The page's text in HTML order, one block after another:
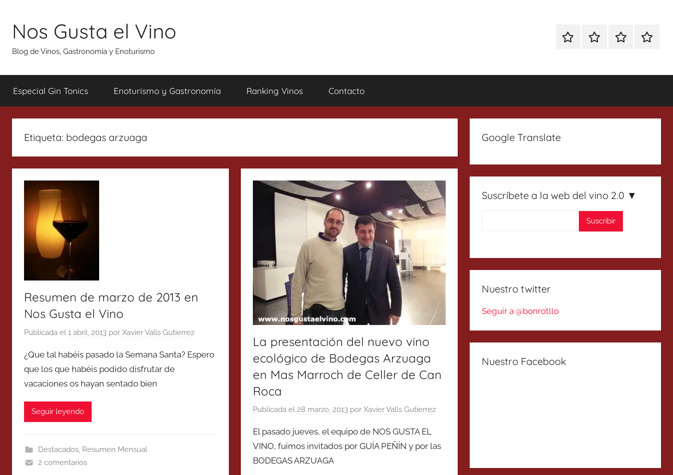
contenido
Nos Gusta el Vino
Blog de Vinos, Gastronomía y Enoturismo
EspecialEnoturismoRanking
Especial Gin Tonics Enoturismo y Gastronomía Ranking Vinos Contacto
Etiqueta: bodegas arzuaga
Resumen de marzo de 2013 en
Nos Gusta el Vino
Publicada el 1 abril, 2013 por Xavier Valls Gutierrez
¿Que tal habéis pasado la Semana Santa? Espero
que los que habéis podido disfrutar de
vacaciones os hayan sentado bien
Seguir leyendo
Destacados, Resumen Mensual
2 comentarios
La presentación del nuevo vino
ecológico de Bodegas Arzuaga
en Mas Marroch de Celler de Can
Roca
Publicada el28 marzo, 2013 porXavier Valls Gutierrez
El pasado jueves, el equipo de NOS GUSTA EL
VINO, fuimos invitados por GUÍA PEÑÍN y por las
BODEGAS ARZUAGA
Google Translate
Suscríbete a la web del vino 2.0 ▼
Nuestro twitter
Seguir a @bonrotllo
Nuestro Facebook